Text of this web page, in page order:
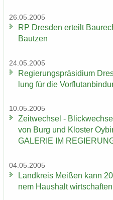
26.05.2005
RP Dres­den er­teilt
Baut­zen
24.05.2005
Re­gie­rungs­prä­si­di­um
lung für die
10.05.2005
Zeit­wech­sel -
von Burg und Klos­ter
GA­LE­RIE IM
04.05.2005
Land­kreis Mei­ßen kann
nem Haus­halt wirt­schaf­ten